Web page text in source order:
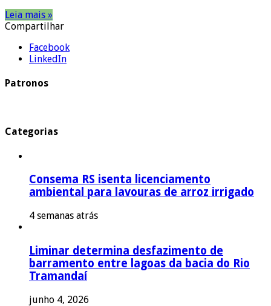
Leia mais »
Compartilhar
Facebook
LinkedIn
Patronos
Categorias
Consema RS isenta licenciamento
ambiental para lavouras de arroz irrigado
4 semanas atrás
Liminar determina desfazimento de
barramento entre lagoas da bacia do Rio
Tramandaí
junho 4, 2026